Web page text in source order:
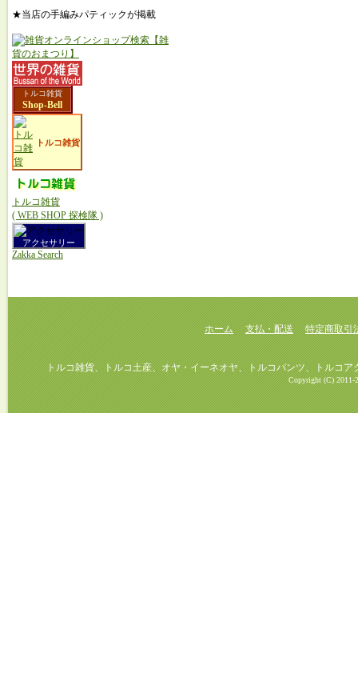
★当店の手編みパティックが掲載
トルコ雑貨
Shop-Bell
トルコ雑貨
トルコ雑貨
( WEB SHOP 探検隊 )
アクセサリー
Zakka Search
ホーム 支払・配送 特定商取引
トルコ雑貨、トルコ土産、オヤ・イーネオヤ、トルコパンツ、トルコアク
Copyright (C) 2011-